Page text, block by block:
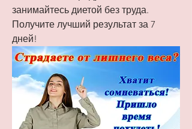
занимайтесь диетой без труда.
Получите лучший результат за 7
дней!